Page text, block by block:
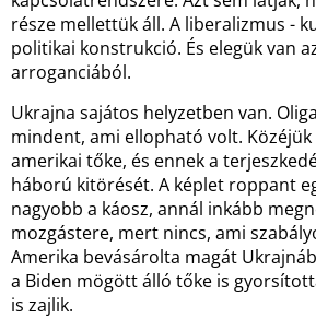
része mellettük áll. A liberalizmus -
politikai konstrukció. És elegük van
arroganciából.
Ukrajna sajátos helyzetben van.
mindent, ami ellopható volt.
amerikai tőke, és ennek a
háború kitörését. A képlet roppant
nagyobb a káosz, annál inkább
mozgástere, mert nincs, ami
Amerika bevásárolta magát
a Biden mögött álló tőke is
is zajlik.